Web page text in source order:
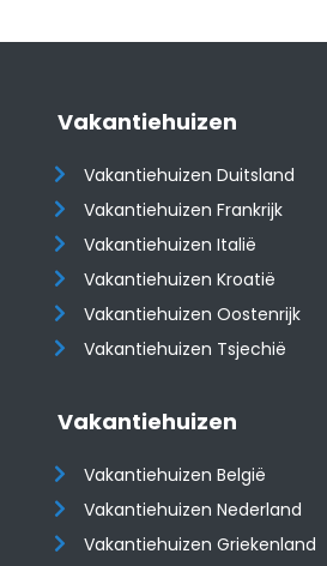
Vakantiehuizen
Vakantiehuizen Duitsland
Vakantiehuizen Frankrijk
Vakantiehuizen Italië
Vakantiehuizen Kroatië
​​​​​​​Vakantiehuizen Oostenrijk
Vakantiehuizen Tsjechië
Vakantiehuizen
Vakantiehuizen België
Vakantiehuizen Nederland
Vakantiehuizen Griekenland